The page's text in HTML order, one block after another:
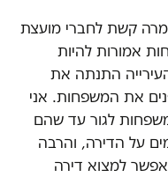
קשת לחברי מועצת
אמורות להיות
מכיוון שהעירייה התנתה את
את המשפחות. אני
לגור עד שהם
על הדירה, והרבה
למצוא דירה